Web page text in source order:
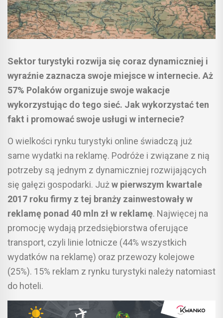
Sektor turystyki rozwija się coraz dynamiczniej i
wyraźnie zaznacza swoje miejsce w internecie. Aż
57% Polaków organizuje swoje wakacje
wykorzystując do tego sieć. Jak wykorzystać ten
fakt i promować swoje usługi w internecie?
O wielkości rynku turystyki online świadczą już
same wydatki na reklamę. Podróże i związane z nią
potrzeby są jednym z dynamiczniej rozwijających
się gałęzi gospodarki. Już w pierwszym kwartale
2017 roku firmy z tej branży zainwestowały w
reklamę ponad 40 mln zł w reklamę. Najwięcej na
promocję wydają przedsiębiorstwa oferujące
transport, czyli linie lotnicze (44% wszystkich
wydatków na reklamę) oraz przewozy kolejowe
(25%). 15% reklam z rynku turystyki należy natomiast
do hoteli.